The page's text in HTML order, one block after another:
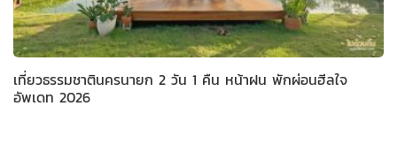
เที่ยวธรรมชาตินครนายก 2 วัน 1 คืน หน้าฝน พักผ่อนฮีลใจ
อัพเดท 2026